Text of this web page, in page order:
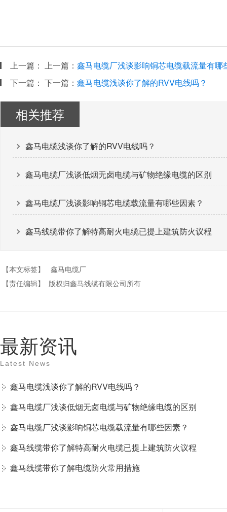
上一篇： 上一篇： 鑫马电缆厂浅谈影响铜芯电缆载流量有哪
下一篇： 下一篇： 鑫马电缆浅谈你了解的RVV电线吗？
相关推荐
鑫马电缆浅谈你了解的RVV电线吗？
鑫马电缆厂浅谈低烟无卤电缆与矿物绝缘电缆的区别
鑫马电缆厂浅谈影响铜芯电缆载流量有哪些因素？
鑫马线缆带你了解特高耐火电缆已提上建筑防火议程
【本文标签】
鑫马电缆厂
【责任编辑】
版权归鑫马线缆有限公司所有
最新资讯
Latest News
鑫马电缆浅谈你了解的RVV电线吗？
鑫马电缆厂浅谈低烟无卤电缆与矿物绝缘电缆的区别
鑫马电缆厂浅谈影响铜芯电缆载流量有哪些因素？
鑫马线缆带你了解特高耐火电缆已提上建筑防火议程
鑫马线缆带你了解电缆防火常用措施